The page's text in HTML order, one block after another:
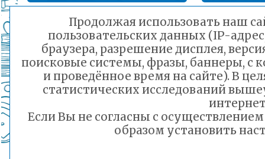
Порядок предоставления льготного
малоимущих семей
Подробнее...
Горячая линия по вопросам школьного
30-21
«Атомный диктант»
сентября
27.08.2024 17:01
Продолжая использовать наш
пользовательских данных (IP-
браузера, разрешение дисплея,
поисковые системы, фразы, баннеры, с
и проведённое время на сайте). В
статистических исследований
Если Вы не согласны с
образом установить